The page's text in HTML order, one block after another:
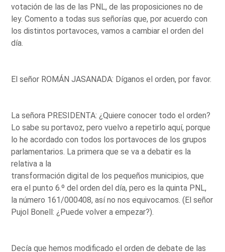
votación de las de las PNL, de las proposiciones no de
ley. Comento a todas sus señorías que, por acuerdo con
los distintos portavoces, vamos a cambiar el orden del
día.
El señor ROMÁN JASANADA: Díganos el orden, por favor.
La señora PRESIDENTA: ¿Quiere conocer todo el orden?
Lo sabe su portavoz, pero vuelvo a repetirlo aquí, porque
lo he acordado con todos los portavoces de los grupos
parlamentarios. La primera que se va a debatir es la
relativa a la
transformación digital de los pequeños municipios, que
era el punto 6.º del orden del día, pero es la quinta PNL,
la número 161/000408, así no nos equivocamos. (El señor
Pujol Bonell: ¿Puede volver a empezar?).
Decía que hemos modificado el orden de debate de las